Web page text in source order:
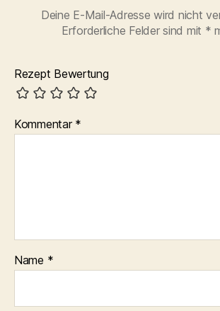
Deine E-Mail-Adresse wird nicht
Erforderliche Felder sind mit *
Rezept Bewertung
Kommentar *
Name *